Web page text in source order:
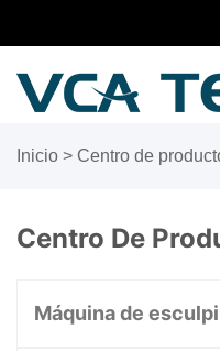
Inicio > Centro de
Centro De
Máquina de